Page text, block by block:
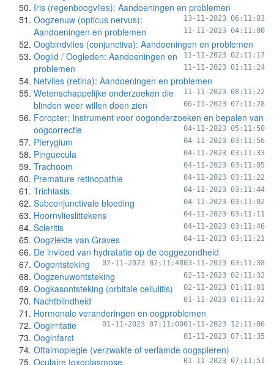
Iris (regenboogvlies): Aandoeningen en problemen
13-11-2023 06:11:03
Oogzenuw (opticus nervus):
Aandoeningen en problemen
11-11-2023 04:11:00
Oogbindvlies (conjunctiva): Aandoeningen en problemen
11-11-2023 02:11:17
Ooglid / Oogleden: Aandoeningen en
problemen
11-11-2023 01:11:24
Netvlies (retina): Aandoeningen en problemen
11-11-2023 08:11:22
Wetenschappelijke onderzoeken die
blinden weer willen doen zien
06-11-2023 07:11:28
Foropter: Instrument voor oogonderzoeken en bepalen van
oogcorrectie
04-11-2023 05:11:50
Pterygium 04-11-2023 03:11:56
Pinguecula 04-11-2023 03:11:33
Trachoom 04-11-2023 03:11:05
Premature retinopathie 04-11-2023 03:11:22
Trichiasis 04-11-2023 03:11:44
Subconjunctivale bloeding 04-11-2023 03:11:02
Hoornvlieslittekens 04-11-2023 03:11:11
Scleritis 04-11-2023 03:11:46
Oogziekte van Graves 04-11-2023 03:11:21
De invloed van hydratatie op de ooggezondheid
03-11-2023 03:11:38
Oogontsteking 02-11-2023 02:11:48
Oogzenuwontsteking 02-11-2023 02:11:32
Oogkasontsteking (orbitale cellulitis) 02-11-2023 01:11:01
Nachtblindheid 01-11-2023 01:11:32
Hormonale veranderingen en oogproblemen
01-11-2023 12:11:06
Oogirritatie 01-11-2023 07:11:00
Ooginfarct 01-11-2023 07:11:35
Oftalmoplegie (verzwakte of verlamde oogspieren)
01-11-2023 07:11:51
Oculaire toxoplasmose